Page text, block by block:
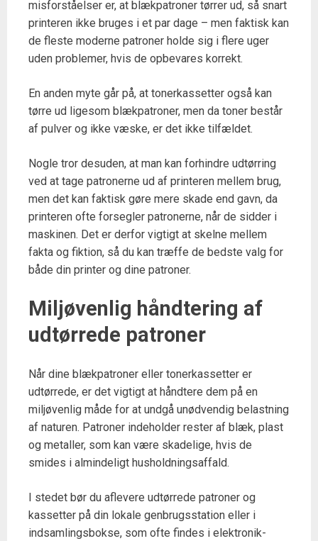
misforståelser er, at blækpatroner tørrer ud, så snart
printeren ikke bruges i et par dage – men faktisk kan
de fleste moderne patroner holde sig i flere uger
uden problemer, hvis de opbevares korrekt.
En anden myte går på, at tonerkassetter også kan
tørre ud ligesom blækpatroner, men da toner består
af pulver og ikke væske, er det ikke tilfældet.
Nogle tror desuden, at man kan forhindre udtørring
ved at tage patronerne ud af printeren mellem brug,
men det kan faktisk gøre mere skade end gavn, da
printeren ofte forsegler patronerne, når de sidder i
maskinen. Det er derfor vigtigt at skelne mellem
fakta og fiktion, så du kan træffe de bedste valg for
både din printer og dine patroner.
Miljøvenlig håndtering af
udtørrede patroner
Når dine blækpatroner eller tonerkassetter er
udtørrede, er det vigtigt at håndtere dem på en
miljøvenlig måde for at undgå unødvendig belastning
af naturen. Patroner indeholder rester af blæk, plast
og metaller, som kan være skadelige, hvis de
smides i almindeligt husholdningsaffald.
I stedet bør du aflevere udtørrede patroner og
kassetter på din lokale genbrugsstation eller i
indsamlingsbokse, som ofte findes i elektronik-